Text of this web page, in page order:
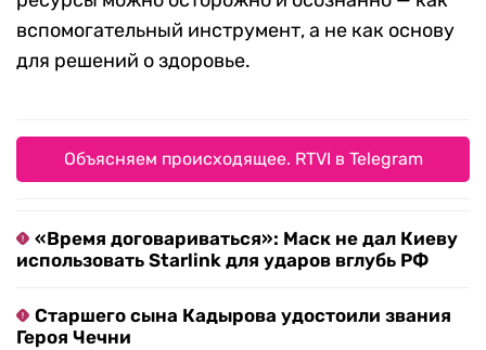
вспомогательный инструмент, а не как основу
для решений о здоровье.
Объясняем происходящее. RTVI в Telegram
«Время договариваться»: Маск не дал Киеву
использовать Starlink для ударов вглубь РФ
Старшего сына Кадырова удостоили звания
Героя Чечни